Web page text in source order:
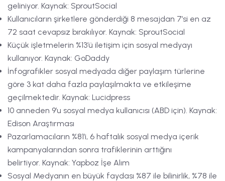
geliniyor. Kaynak: SproutSocial
Kullanıcıların şirketlere gönderdiği 8 mesajdan 7’si en az
72 saat cevapsız bırakılıyor. Kaynak: SproutSocial
Küçük işletmelerin %13’ü iletişim için sosyal medyayı
kullanıyor. Kaynak: GoDaddy
İnfografikler sosyal medyada diğer paylaşım türlerine
göre 3 kat daha fazla paylaşılmakta ve etkileşime
geçilmektedir. Kaynak: Lucidpress
10 anneden 9’u sosyal medya kullanıcısı (ABD için). Kaynak:
Edison Araştırması
Pazarlamacıların %81’i, 6 haftalık sosyal medya içerik
kampanyalarından sonra trafiklerinin arttığını
belirtiyor. Kaynak: Yapboz İşe Alım
Sosyal Medyanın en büyük faydası %87 ile bilinirlik, %78 ile